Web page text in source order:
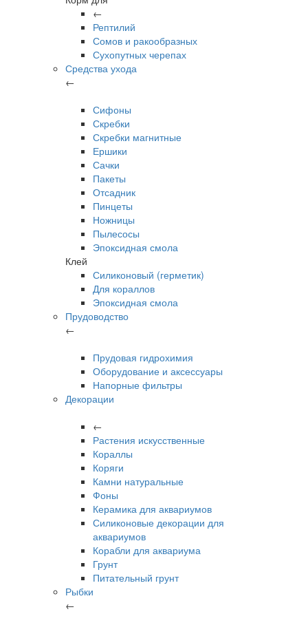
←
Рептилий
Сомов и ракообразных
Сухопутных черепах
Средства ухода
←
Сифоны
Скребки
Скребки магнитные
Ершики
Сачки
Пакеты
Отсадник
Пинцеты
Ножницы
Пылесосы
Эпоксидная смола
Клей
Силиконовый (герметик)
Для кораллов
Эпоксидная смола
Прудоводство
←
Прудовая гидрохимия
Оборудование и аксессуары
Напорные фильтры
Декорации
←
Растения искусственные
Кораллы
Коряги
Камни натуральные
Фоны
Керамика для аквариумов
Силиконовые декорации для
аквариумов
Корабли для аквариума
Грунт
Питательный грунт
Рыбки
←